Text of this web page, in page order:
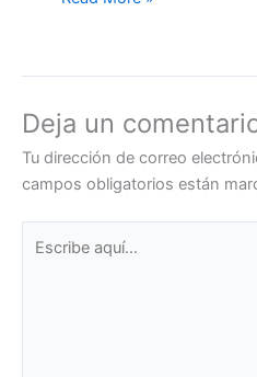
Deja un
Tu dirección de correo
campos obligatorios están